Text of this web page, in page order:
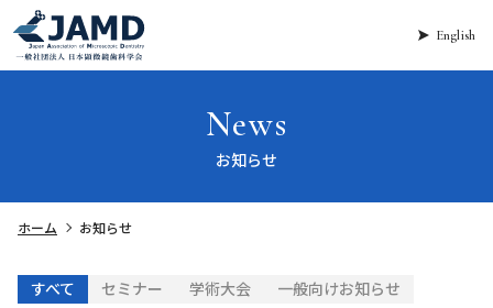
English
News
お知らせ
ホーム お知らせ
すべて セミナー 学術大会 一般向けお知らせ